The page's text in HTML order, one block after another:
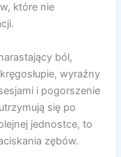
które nie
ból,
wyraźny
i pogorszenie
się po
jednostce, to
zębów.